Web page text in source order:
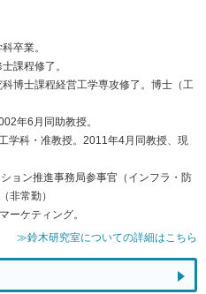
卒業。
課程修了。
博士課程経営工学専攻修了。博士（工
年6月同助教授。
学科・准教授。2011年4月同教授、現
ョン推進事務局参事官（インフラ・防
非常勤）
ーケティング。
≫鈴木研究室についての詳細はこちら